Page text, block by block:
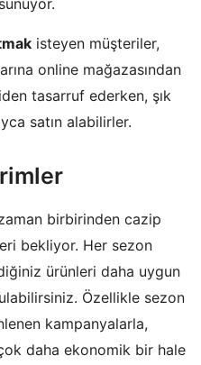
isteyen müşteriler,
online mağazasından
tasarruf ederken, şık
satın alabilirler.
birbirinden cazip
bekliyor. Her sezon
ürünleri daha uygun
Özellikle sezon
kampanyalarla,
daha ekonomik bir hale